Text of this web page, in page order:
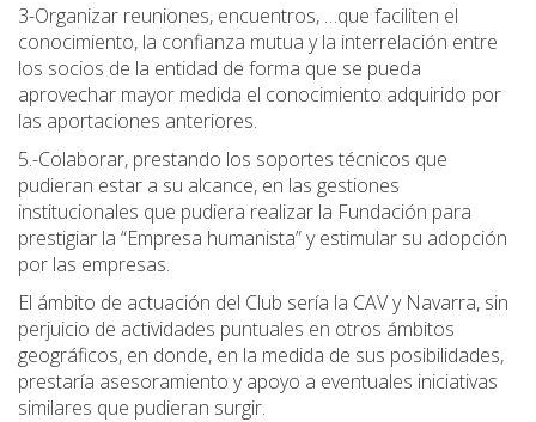
3-Organizar reuniones, encuentros, …que faciliten el
conocimiento, la confianza mutua y la interrelación entre
los socios de la entidad de forma que se pueda
aprovechar mayor medida el conocimiento adquirido por
las aportaciones anteriores.
5.-Colaborar, prestando los soportes técnicos que
pudieran estar a su alcance, en las gestiones
institucionales que pudiera realizar la Fundación para
prestigiar la “Empresa humanista” y estimular su adopción
por las empresas.
El ámbito de actuación del Club sería la CAV y Navarra, sin
perjuicio de actividades puntuales en otros ámbitos
geográficos, en donde, en la medida de sus posibilidades,
prestaría asesoramiento y apoyo a eventuales iniciativas
similares que pudieran surgir.